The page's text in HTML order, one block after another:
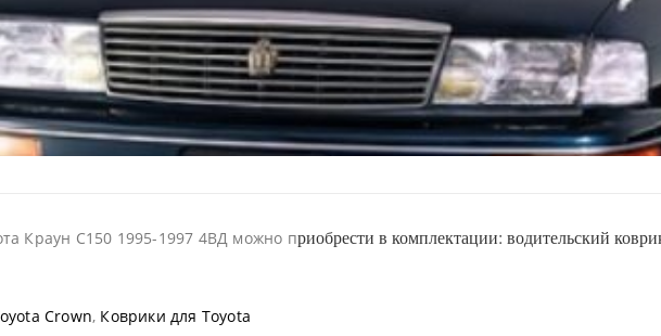
Краун С150 1995-1997 4ВД можно приобрести в комплектации: водительский
Crown, Коврики для Toyota